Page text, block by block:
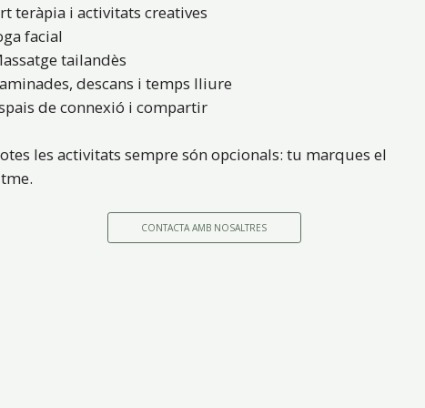
teràpia i activitats creatives
facial
tailandès
descans i temps lliure
de connexió i compartir
les activitats sempre són opcionals: tu marques el
CONTACTA AMB NOSALTRES